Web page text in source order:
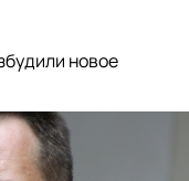
новое